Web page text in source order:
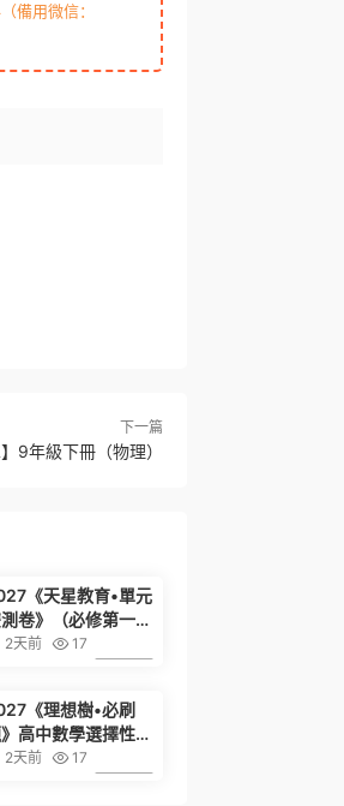
備用微信：
下一篇
9年級下冊（物理）
《天星教育•單元
卷》（必修第一
（數學）（人教A
2天前
17
《理想樹•必刷
高中數學選擇性必
二冊）（人教A
2天前
17